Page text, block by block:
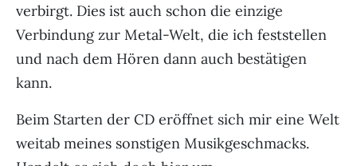
verbirgt. Dies ist auch schon die einzige
Verbindung zur Metal-Welt, die ich feststellen
und nach dem Hören dann auch bestätigen
kann.
Beim Starten der CD eröffnet sich mir eine Welt
weitab meines sonstigen Musikgeschmacks.